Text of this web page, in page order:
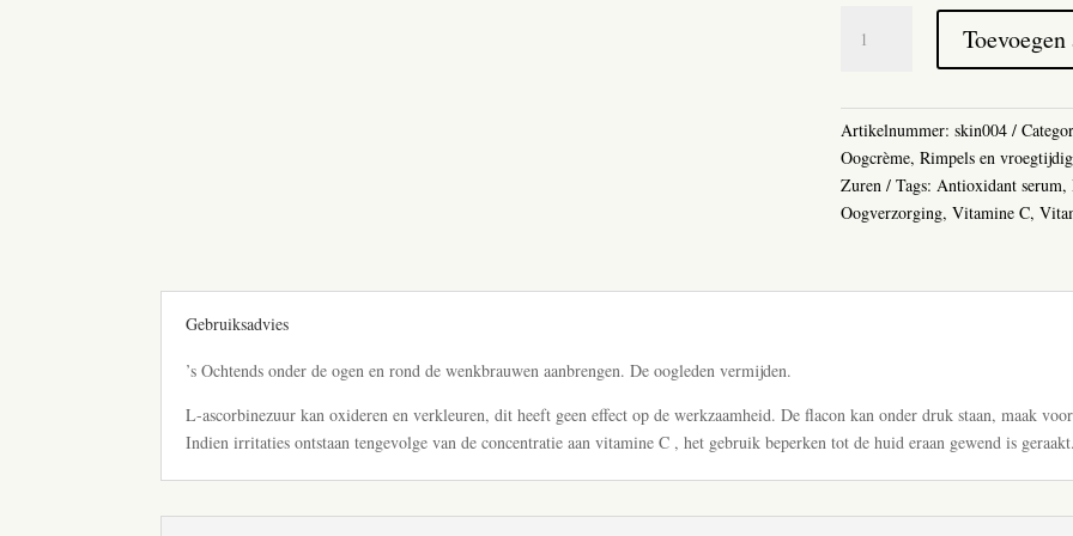
AOX
Gel
aantal
Artikelnummer: skin004
Oogcrème, Rimpels en
Zuren
Tags: Antioxidant serum,
Oogverzorging, Vitamine C,
Gebruiksadvies
’s Ochtends onder de ogen en rond de wenkbrauwen aanbrengen. De oogleden vermijden.
L-ascorbinezuur kan oxideren en verkleuren, dit heeft geen effect op de werkzaamheid. De flacon kan onder druk staan, maak
Indien irritaties ontstaan tengevolge van de concentratie aan vitamine C , het gebruik beperken tot de huid eraan gewend is